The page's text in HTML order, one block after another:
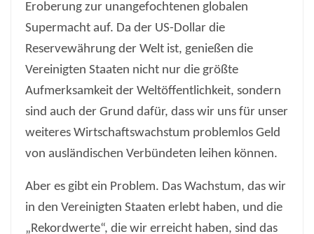
Eroberung zur unangefochtenen globalen
Supermacht auf. Da der US-Dollar die
Reservewährung der Welt ist, genießen die
Vereinigten Staaten nicht nur die größte
Aufmerksamkeit der Weltöffentlichkeit, sondern
sind auch der Grund dafür, dass wir uns für unser
weiteres Wirtschaftswachstum problemlos Geld
von ausländischen Verbündeten leihen können.
Aber es gibt ein Problem. Das Wachstum, das wir
in den Vereinigten Staaten erlebt haben, und die
„Rekordwerte“, die wir erreicht haben, sind das